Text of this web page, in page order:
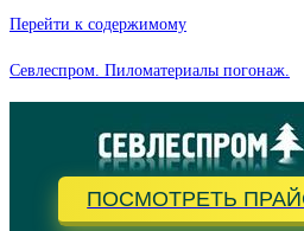
Перейти к содержимому
Севлеспром. Пиломатериалы погонаж.
ПОСМОТРЕТЬ